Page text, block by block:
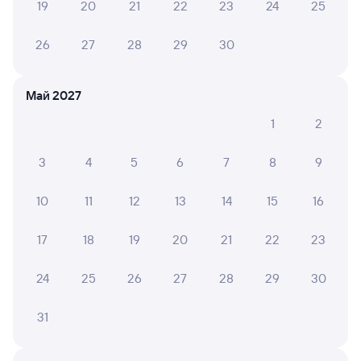
Оформление без регистрации на сайте
Что нужно, чтобы сесть в поезд?
Как вернуть билет?
Что делать, если ошибся при вводе данных
пассажира?
Как перевезти животное в поезде?
бухгалтерии?
Что делать, если оплата не проходит?
19 20 21 22 23 24 25
26 27 28 29 30
Май 2027
1
2
3 4 5 6 7 8 9
10 11 12 13 14 15 16
17 18 19 20 21 22 23
24 25 26 27 28 29 30
31